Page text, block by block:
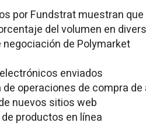
por Fundstrat muestran
del volumen en
negociación de Polymarket
enviados
operaciones de compra de
nuevos sitios web
productos en línea